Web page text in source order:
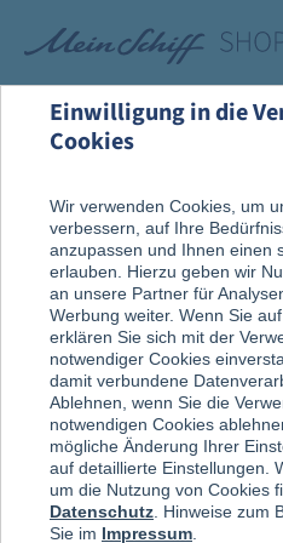
Einwilligung in die
Cookies
Wir verwenden Cookies, um
verbessern, auf Ihre
anzupassen und Ihnen einen
erlauben. Hierzu geben wir
an unsere Partner für
Werbung weiter. Wenn Sie
erklären Sie sich mit der
notwendiger Cookies
damit verbundene
Ablehnen, wenn Sie die
notwendigen Cookies
mögliche Änderung Ihrer
auf detaillierte Einstellungen.
um die Nutzung von Cookies
Datenschutz . Hinweise zum
Sie im Impressum